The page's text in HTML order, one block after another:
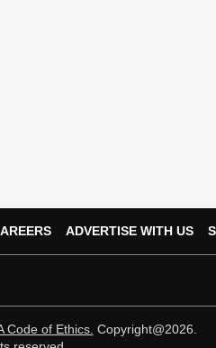
ADVERTISE WITH US
Code of Ethics. Copyright@2026.